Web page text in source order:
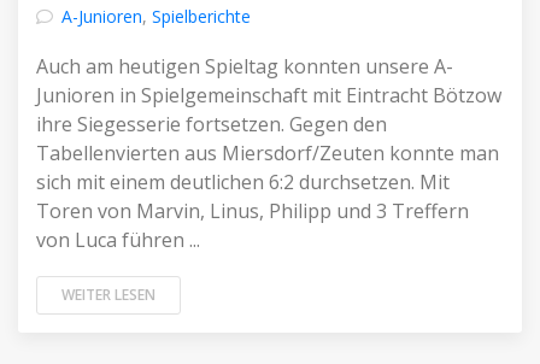
A-Junioren, Spielberichte
Auch am heutigen Spieltag konnten unsere A-
Junioren in Spielgemeinschaft mit Eintracht Bötzow
ihre Siegesserie fortsetzen. Gegen den
Tabellenvierten aus Miersdorf/Zeuten konnte man
sich mit einem deutlichen 6:2 durchsetzen. Mit
Toren von Marvin, Linus, Philipp und 3 Treffern
von Luca führen ...
WEITER LESEN